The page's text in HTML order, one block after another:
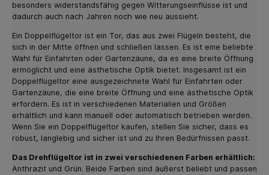
besonders widerstandsfähig gegen Witterungseinflüsse ist und
dadurch auch nach Jahren noch wie neu aussieht.
Ein Doppelflügeltor ist ein Tor, das aus zwei Flügeln besteht, die
sich in der Mitte öffnen und schließen lassen. Es ist eine beliebte
Wahl für Einfahrten oder Gartenzäune, da es eine breite Öffnung
ermöglicht und eine ästhetische Optik bietet. Insgesamt ist ein
Doppelflügeltor eine ausgezeichnete Wahl für Einfahrten oder
Gartenzäune, die eine breite Öffnung und eine ästhetische Optik
erfordern. Es ist in verschiedenen Materialien und Größen
erhältlich und kann manuell oder automatisch betrieben werden.
Wenn Sie ein Doppelflügeltor kaufen, stellen Sie sicher, dass es
robust, langlebig und sicher ist und zu Ihren Bedürfnissen passt.
Das Drehflügeltor ist in zwei verschiedenen Farben erhältlich:
Anthrazit und Grün. Beide Farben sind äußerst beliebt und passen